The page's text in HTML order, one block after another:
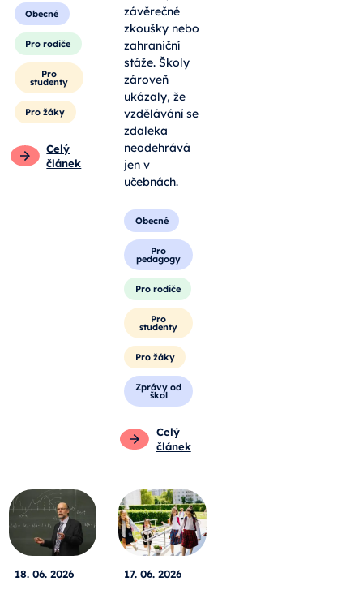
Obecné
Pro rodiče
Pro
studenty
Pro žáky
Celý
článek
závěrečné
zkoušky nebo
zahraniční
stáže. Školy
zároveň
ukázaly, že
vzdělávání se
zdaleka
neodehrává
jen v
učebnách.
Obecné
Pro
pedagogy
Pro rodiče
Pro
studenty
Pro žáky
Zprávy od
škol
Celý
článek
18. 06. 2026 17. 06. 2026